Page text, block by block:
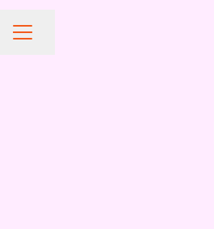
CAREER MENU
Share page